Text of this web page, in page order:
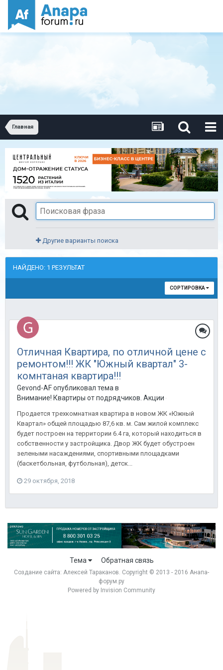
Главная
Другие варианты поиска
НАЙДЕНО: 1 РЕЗУЛЬТАТ
СОРТИРОВКА
Отличная Квартира, по отличной цене с
ремонтом!!! ЖК "Южный квартал" 3-
комнтаная квартира!!!
Gevond-AF опубликовал тема в
Внимание! Квартиры от подрядчиков. Акции от
Продается трехкомнатная квартира в новом ЖК «Южный
Квартал» общей площадью 87,6 кв. м. Сам жилой комплекс
будет построен на территории 6.4 га, который находиться в
собственности у застройщика. Двор ЖК будет обустроен
зелеными насаждениями, спортивными площадками
(баскетбольная, футбольная), детск...
29 октября, 2018
Тема Обратная связь
Создание сайта: Алексей Тараканов. Copyright © 2013 - 2016 Анапа-
форум.ру
Powered by Invision Community